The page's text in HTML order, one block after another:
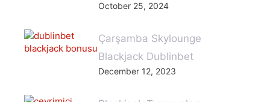
October 25, 2024
Çarşamba Skylounge
Blackjack Dublinbet
December 12, 2023